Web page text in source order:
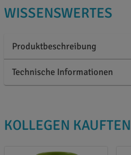
WISSENSWERTES
Produktbeschreibung
Technische Informationen
KOLLEGEN